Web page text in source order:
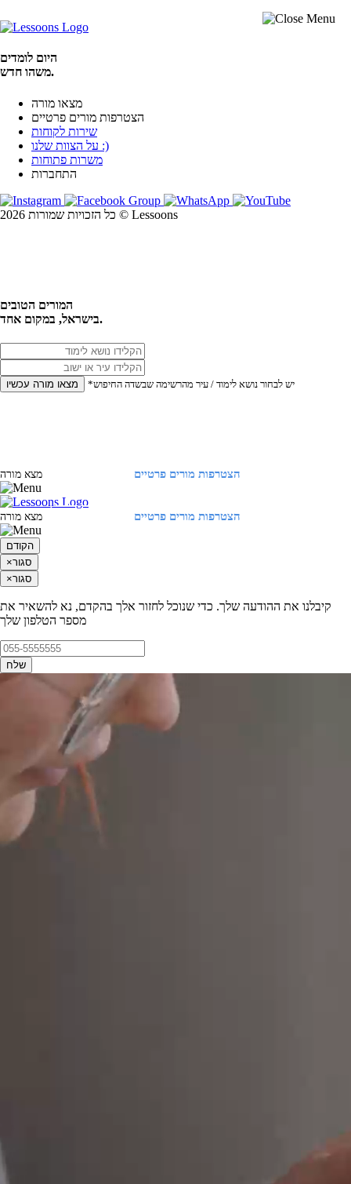
היום לומדים
משהו חדש.
מצאו מורה
הצטרפות מורים פרטיים
שירות לקוחות
על הצוות שלנו :)
משרות פתוחות
התחברות
כל הזכויות שמורות 2026 © Lessoons
המורים הטובים
בישראל, במקום אחד.
מצאו מורה עכשיו *יש לבחור נושא לימוד / עיר מהרשימה שבשדה החיפוש
הצטרפות מורים פרטיים מצא מורה
הצטרפות מורים פרטיים מצא מורה
הקודם
×סגור
×סגור
קיבלנו את ההודעה שלך. כדי שנוכל לחזור אלך בהקדם, נא להשאיר את
מספר הטלפון שלך
שלח